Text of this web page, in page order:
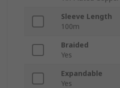
Sleeve Length
100m
Braided
Yes
Expandable
Yes